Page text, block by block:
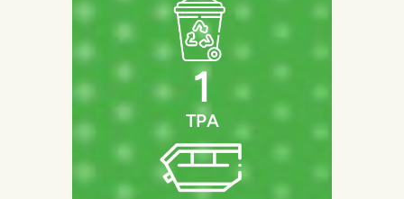
1
TPA